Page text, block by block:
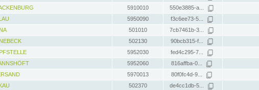
5910010 550e3885-a...
5950090 f3c6ee73-5...
501010 7cb7461b-3...
502130 90bcb315-f...
5952030 fed4c295-7...
5952060 816affba-0...
5970013 80f0fc4d-9...
502370 de4cc1db-5...